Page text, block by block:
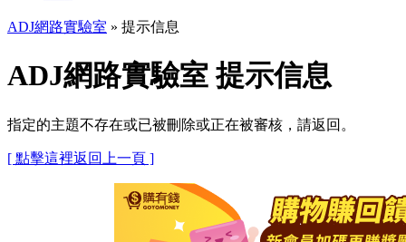
ADJ網路實驗室 » 提示信息
ADJ網路實驗室 提示信息
指定的主題不存在或已被刪除或正在被審核，請返回。
[ 點擊這裡返回上一頁 ]